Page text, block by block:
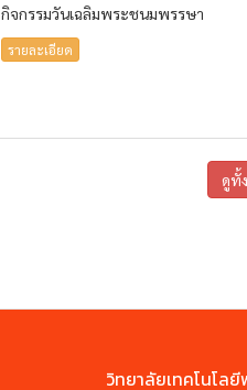
กิจกรรมวันเฉลิมพระชนมพรรษา
รายละเอียด
ดูทั้
วิทยาลัยเทคโนโล